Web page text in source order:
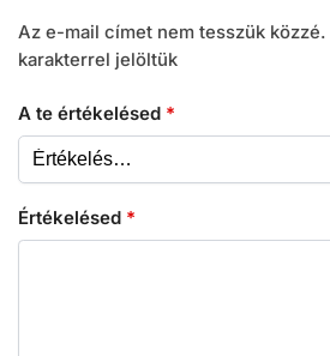
Az e-mail címet nem tesszük közzé.
karakterrel jelöltük
A te értékelésed *
Értékelésed *